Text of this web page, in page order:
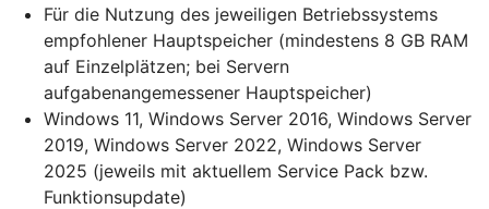
Für die Nutzung des jeweiligen Betriebssystems
empfohlener Hauptspeicher (mindestens 8 GB RAM
auf Einzelplätzen; bei Servern
aufgabenangemessener Hauptspeicher)
Windows 11, Windows Server 2016, Windows Server
2019, Windows Server 2022, Windows Server
2025 (jeweils mit aktuellem Service Pack bzw.
Funktionsupdate)